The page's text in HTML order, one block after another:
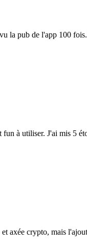
la pub de l'app 100
à utiliser. J'ai mis 5
axée crypto, mais